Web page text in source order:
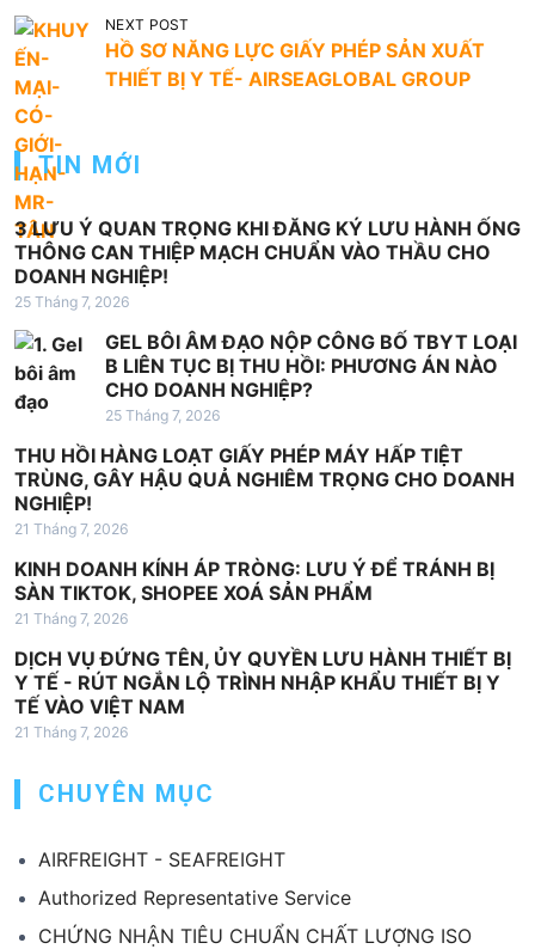
u
h
ư
ớ
n
g
b
à
i
v
i
t
NEXT POST
HỒ SƠ NĂNG LỰC GIẤY PHÉP SẢN XUẤT
THIẾT BỊ Y TẾ- AIRSEAGLOBAL GROUP
TIN MỚI
3 LƯU Ý QUAN TRỌNG KHI ĐĂNG KÝ LƯU HÀNH ỐNG
THÔNG CAN THIỆP MẠCH CHUẨN VÀO THẦU CHO
DOANH NGHIỆP!
25 Tháng 7, 2026
GEL BÔI ÂM ĐẠO NỘP CÔNG BỐ TBYT LOẠI
B LIÊN TỤC BỊ THU HỒI: PHƯƠNG ÁN NÀO
CHO DOANH NGHIỆP?
25 Tháng 7, 2026
THU HỒI HÀNG LOẠT GIẤY PHÉP MÁY HẤP TIỆT
TRÙNG, GÂY HẬU QUẢ NGHIÊM TRỌNG CHO DOANH
NGHIỆP!
21 Tháng 7, 2026
KINH DOANH KÍNH ÁP TRÒNG: LƯU Ý ĐỂ TRÁNH BỊ
SÀN TIKTOK, SHOPEE XOÁ SẢN PHẨM
21 Tháng 7, 2026
DỊCH VỤ ĐỨNG TÊN, ỦY QUYỀN LƯU HÀNH THIẾT BỊ
Y TẾ - RÚT NGẮN LỘ TRÌNH NHẬP KHẨU THIẾT BỊ Y
TẾ VÀO VIỆT NAM
21 Tháng 7, 2026
CHUYÊN MỤC
AIRFREIGHT - SEAFREIGHT
Authorized Representative Service
CHỨNG NHẬN TIÊU CHUẨN CHẤT LƯỢNG ISO